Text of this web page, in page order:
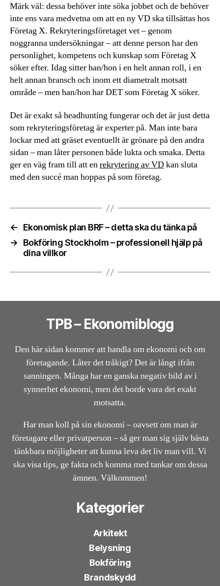
Märk väl: dessa behöver inte söka jobbet och de behöver
inte ens vara medvetna om att en ny VD ska tillsättas hos
Företag X. Rekryteringsföretaget vet – genom
noggranna undersökningar – att denne person har den
personlighet, kompetens och kunskap som Företag X
söker efter. Idag sitter han/hon i en helt annan roll, i en
helt annan bransch och inom ett diametralt motsatt
område – men han/hon har DET som Företag X söker.
Det är exakt så headhunting fungerar och det är just detta
som rekryteringsföretag är experter på. Man inte bara
lockar med att gräset eventuellt är grönare på den andra
sidan – man låter personen både lukta och smaka. Detta
ger en väg fram till att enrekrytering av VDkan sluta
med den succé man hoppas på som företag.
←
Ekonomisk plan BRF – detta ska du tänka på
→
Bokföring Stockholm – professionell hjälp på
dina villkor
TPB – Ekonomiblogg
Den här sidan kommer att handla om ekonomi och om
företagande. Låter det tråkigt? Det är långt ifrån
sanningen. Många har en ganska negativ bild av i
synnerhet ekonomi, men det borde vara det exakt
motsatta.
Har man koll på sin ekonomi – oavsett om man är
företagare eller privatperson – så ger man sig själv bästa
tänkbara möjligheter att kunna leva det liv man vill. Vi
ska visa tips, ge fakta och komma med tankar om dessa
ämnen. Välkommen!
Kategorier
Arkitekt
Belysning
Bokföring
Brandskydd